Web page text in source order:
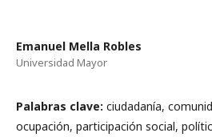
Emanuel Mella Robles
Universidad Mayor
Palabras clave: ciudadanía,
ocupación, participación social,